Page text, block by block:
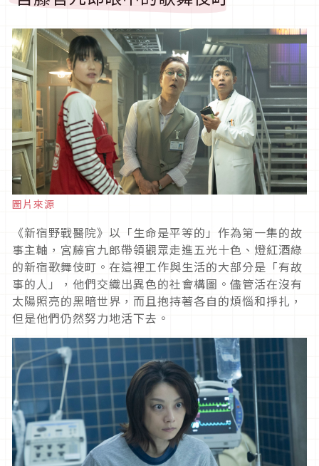
圖片來源
《新宿野戰醫院》以「生命是平等的」作為第一集的故
事主軸，宮藤官九郎帶領觀眾走進五光十色、燈紅酒綠
的新宿歌舞伎町。在這裡工作與生活的大部分是「有故
事的人」，他們交織出異色的社會構圖。儘管活在沒有
太陽照亮的黑暗世界，而且抱持著各自的煩惱和掙扎，
但是他們仍然努力地活下去。